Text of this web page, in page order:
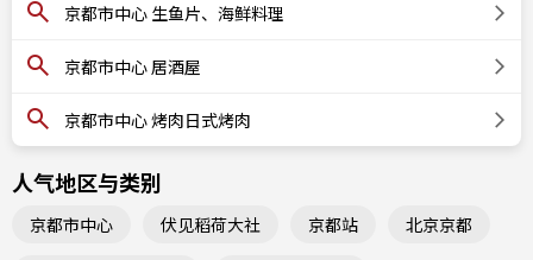
京都市中心 生鱼片、海鲜料理
京都市中心 居酒屋
京都市中心 烤肉日式烤肉
人气地区与类别
京都市中心 伏见稻荷大社 京都站 北京京都